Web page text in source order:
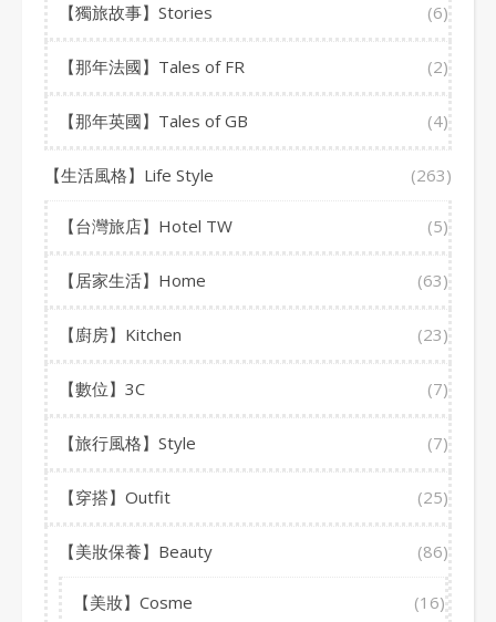
【獨旅故事】Stories (6)
【那年法國】Tales of FR (2)
【那年英國】Tales of GB (4)
【生活風格】Life Style (263)
【台灣旅店】Hotel TW (5)
【居家生活】Home (63)
【廚房】Kitchen (23)
【數位】3C (7)
【旅行風格】Style (7)
【穿搭】Outfit (25)
【美妝保養】Beauty (86)
【美妝】Cosme (16)